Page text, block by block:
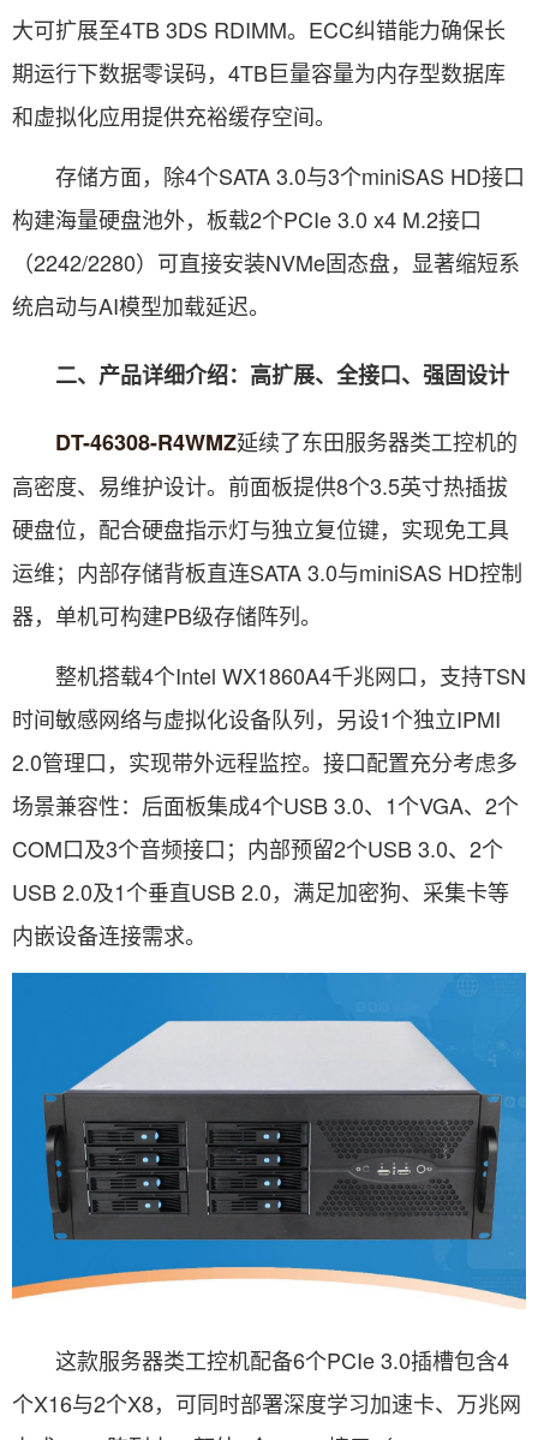
大可扩展至4TB 3DS RDIMM。ECC纠错能力确保长
期运行下数据零误码，4TB巨量容量为内存型数据库
和虚拟化应用提供充裕缓存空间。
存储方面，除4个SATA 3.0与3个miniSAS HD接口
构建海量硬盘池外，板载2个PCIe 3.0 x4 M.2接口
（2242/2280）可直接安装NVMe固态盘，显著缩短系
统启动与AI模型加载延迟。
二、产品详细介绍：高扩展、全接口、强固设计
DT-46308-R4WMZ延续了东田服务器类工控机的
高密度、易维护设计。前面板提供8个3.5英寸热插拔
硬盘位，配合硬盘指示灯与独立复位键，实现免工具
运维；内部存储背板直连SATA 3.0与miniSAS HD控制
器，单机可构建PB级存储阵列。
整机搭载4个Intel WX1860A4千兆网口，支持TSN
时间敏感网络与虚拟化设备队列，另设1个独立IPMI
2.0管理口，实现带外远程监控。接口配置充分考虑多
场景兼容性：后面板集成4个USB 3.0、1个VGA、2个
COM口及3个音频接口；内部预留2个USB 3.0、2个
USB 2.0及1个垂直USB 2.0，满足加密狗、采集卡等
内嵌设备连接需求。
这款服务器类工控机配备6个PCIe 3.0插槽包含4
个X16与2个X8，可同时部署深度学习加速卡、万兆网